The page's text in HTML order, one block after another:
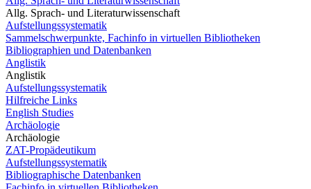
Allg. Sprach- und Literaturwissenschaft
Aufstellungssystematik
Sammelschwerpunkte, Fachinfo in virtuellen Bibliotheken
Bibliographien und Datenbanken
Anglistik
Anglistik
Aufstellungssystematik
Hilfreiche Links
English Studies
Archäologie
Archäologie
ZAT-Propädeutikum
Aufstellungssystematik
Bibliographische Datenbanken